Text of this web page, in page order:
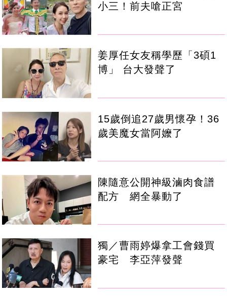
小三！前夫嗆正宮
姜厚任女友稱學歷「3碩1
博」 台大發聲了
15歲倒追27歲男懷孕！36
歲美魔女當阿嬤了
陳隨意公開神級滷肉食譜
配方 網全暴動了
獨／曹雨婷爆拿工會錢買
豪宅 李亞萍發聲